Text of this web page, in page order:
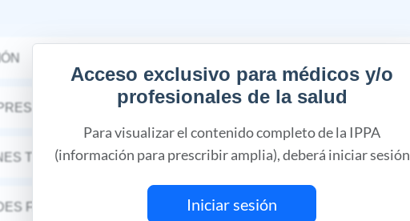
Acceso exclusivo para médicos y/o
profesionales de la salud
Para visualizar el contenido completo de la IPPA
(información para prescribir amplia), deberá iniciar sesión
Iniciar sesión
TERAPÉUTICAS
FARMACÉUTICAS